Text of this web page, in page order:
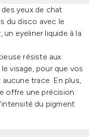
yeux de chat
du disco avec le
un eyeliner liquide à la
résiste aux
visage, pour que vos
trace. En plus,
offre une précision
du pigment